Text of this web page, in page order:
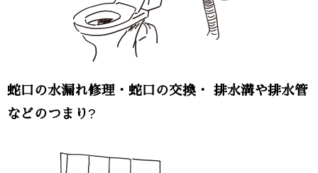
蛇口の水漏れ修理・蛇口の交換・ 排水溝や排水管
などのつまり ?